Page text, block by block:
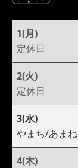
1(月)
定休日
2(火)
定休日
3(水)
やまち/あまね
4(木)